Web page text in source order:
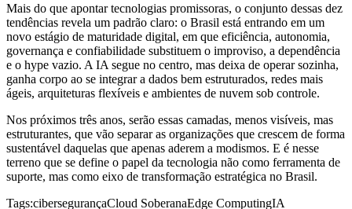
Mais do que apontar tecnologias promissoras, o conjunto dessas dez
tendências revela um padrão claro: o Brasil está entrando em um
novo estágio de maturidade digital, em que eficiência, autonomia,
governança e confiabilidade substituem o improviso, a dependência
e o hype vazio. A IA segue no centro, mas deixa de operar sozinha,
ganha corpo ao se integrar a dados bem estruturados, redes mais
ágeis, arquiteturas flexíveis e ambientes de nuvem sob controle.
Nos próximos três anos, serão essas camadas, menos visíveis, mas
estruturantes, que vão separar as organizações que crescem de forma
sustentável daquelas que apenas aderem a modismos. E é nesse
terreno que se define o papel da tecnologia não como ferramenta de
suporte, mas como eixo de transformação estratégica no Brasil.
Tags:cibersegurançaCloud SoberanaEdge ComputingIA